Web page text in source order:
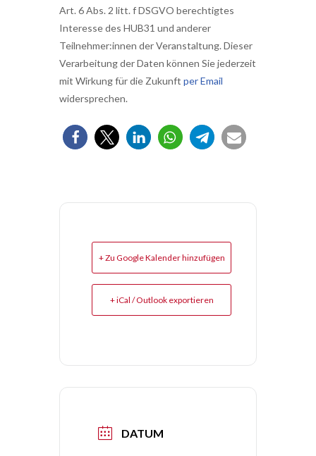
Art. 6 Abs. 2 litt. f DSGVO berechtigtes
Interesse des HUB31 und anderer
Teilnehmer:innen der Veranstaltung. Dieser
Verarbeitung der Daten können Sie jederzeit
mit Wirkung für die Zukunft per Email
widersprechen.
+ Zu Google Kalender hinzufügen
+ iCal / Outlook exportieren
DATUM